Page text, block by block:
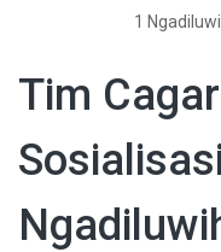
1
Tim